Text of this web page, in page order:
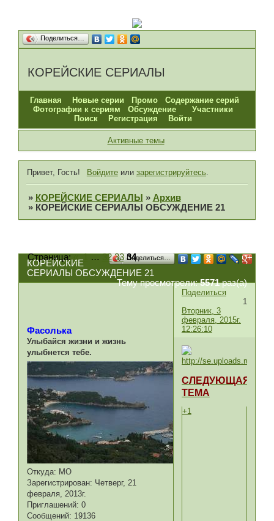
Поделиться…
КОРЕЙСКИЕ СЕРИАЛЫ
Главная Новые серии Промо
Содержание серий
Фотографии к сериям
Обсуждение
Участники
Поиск
Регистрация Войти
Активные темы
Привет, Гость! Войдитеили зарегистрируйтесь.
» КОРЕЙСКИЕ СЕРИАЛЫ » Архив
» КОРЕЙСКИЕ СЕРИАЛЫ ОБСУЖДЕНИЕ 21
Поделиться…
КОРЕЙСКИЕ
СЕРИАЛЫ ОБСУЖДЕНИЕ 21
Тему просмотрели:5571раз(а)
Страница:« 1 … 32 33 34
Поделиться
1
Вторник, 3
февраля, 2015г.
12:26:10
Фасолька
Улыбайся жизни и жизнь
улыбнется тебе.
Откуда: МО
Зарегистрирован: Четверг, 21
февраля, 2013г.
Приглашений: 0
Сообщений: 19136
СЛЕДУЮЩАЯ
ТЕМА
+1